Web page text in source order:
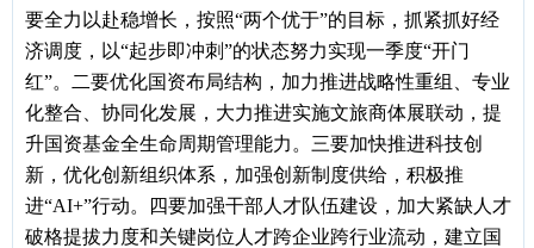
要全力以赴稳增长，按照“两个优于”的目标，抓紧抓好经
济调度，以“起步即冲刺”的状态努力实现一季度“开门
红”。二要优化国资布局结构，加力推进战略性重组、专业
化整合、协同化发展，大力推进实施文旅商体展联动，提
升国资基金全生命周期管理能力。三要加快推进科技创
新，优化创新组织体系，加强创新制度供给，积极推
进“AI+”行动。四要加强干部人才队伍建设，加大紧缺人才
破格提拔力度和关键岗位人才跨企业跨行业流动，建立国